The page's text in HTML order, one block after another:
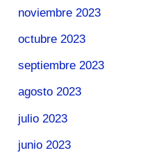
noviembre 2023
octubre 2023
septiembre 2023
agosto 2023
julio 2023
junio 2023